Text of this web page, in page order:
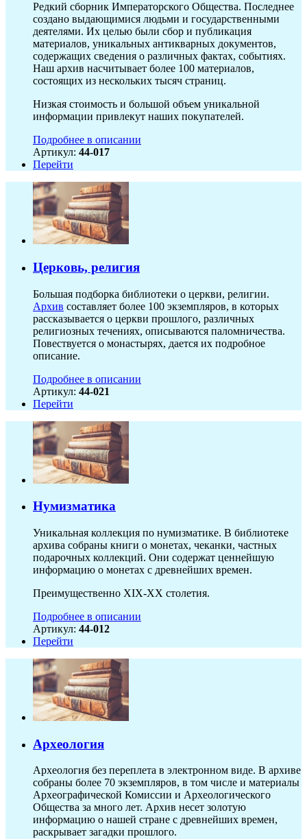
Редкий сборник Императорского Общества. Последнее
создано выдающимися людьми и государственными
деятелями. Их целью были сбор и публикация
материалов, уникальных антикварных документов,
содержащих сведения о различных фактах, событиях.
Наш архив насчитывает более 100 материалов,
состоящих из нескольких тысяч страниц.
Низкая стоимость и большой объем уникальной
информации привлекут наших покупателей.
Подробнее в описании
Артикул: 44-017
Перейти
Церковь, религия
Большая подборка библиотеки о церкви, религии.
Архив составляет более 100 экземпляров, в которых
рассказывается о церкви прошлого, различных
религиозных течениях, описываются паломничества.
Повествуется о монастырях, дается их подробное
описание.
Подробнее в описании
Артикул: 44-021
Перейти
Нумизматика
Уникальная коллекция по нумизматике. В библиотеке
архива собраны книги о монетах, чеканки, частных
подарочных коллекций. Они содержат ценнейшую
информацию о монетах с древнейших времен.
Преимущественно XIX-XX столетия.
Подробнее в описании
Артикул: 44-012
Перейти
Археология
Археология без переплета в электронном виде. В архиве
собраны более 70 экземпляров, в том числе и материалы
Археографической Комиссии и Археологического
Общества за много лет. Архив несет золотую
информацию о нашей стране с древнейших времен,
раскрывает загадки прошлого.